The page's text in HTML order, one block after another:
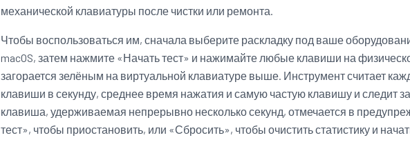
механической клавиатуры после чистки или ремонта.
Чтобы воспользоваться им, сначала выберите раскладку под ваше
macOS, затем нажмите «Начать тест» и нажимайте любые клавиши на
загорается зелёным на виртуальной клавиатуре выше. Инструмент считает
клавиши в секунду, среднее время нажатия и самую частую клавишу и следит
клавиша, удерживаемая непрерывно несколько секунд, отмечается в
тест», чтобы приостановить, или «Сбросить», чтобы очистить статистику и